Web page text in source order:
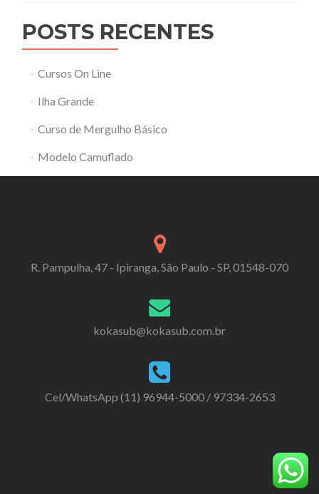
POSTS RECENTES
Cursos On Line
Ilha Grande
Curso de Mergulho Básico
Modelo Camuflado
R. Pampulha, 47 - Ipiranga, São Paulo - SP, 01548-070
kokasub@kokasub.com.br
Cel/WhatsApp (11) 96944-5000 / 97334-2653